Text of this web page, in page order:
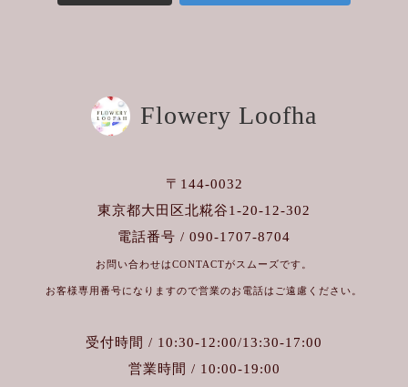
Flowery Loofha
〒144-0032
東京都大田区北糀谷1-20-12-302
電話番号 / 090-1707-8704
お問い合わせはCONTACTがスムーズです。
お客様専用番号になりますので営業のお電話はご遠慮ください。
受付時間 / 10:30-12:00/13:30-17:00
営業時間 / 10:00-19:00